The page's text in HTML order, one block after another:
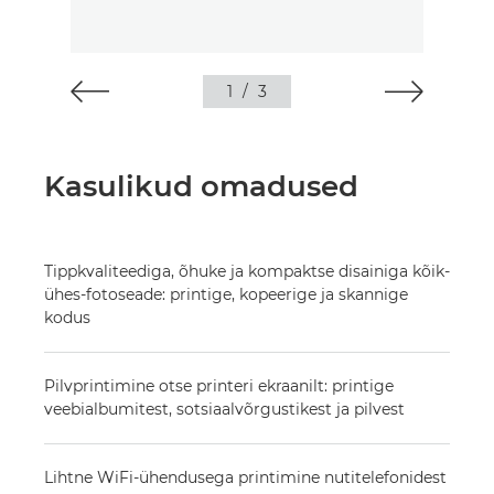
1 / 3
Kasulikud omadused
Tippkvaliteediga, õhuke ja kompaktse disainiga kõik-
ühes-fotoseade: printige, kopeerige ja skannige
kodus
Pilvprintimine otse printeri ekraanilt: printige
veebialbumitest, sotsiaalvõrgustikest ja pilvest
Lihtne WiFi-ühendusega printimine nutitelefonidest